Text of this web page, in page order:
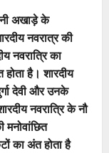
अखाड़े के
नवरात्र की
नवरात्रि का
होता है। शारदीय
देवी और उनके
नवरात्रि के नौ
मनोवांछित
का अंत होता है